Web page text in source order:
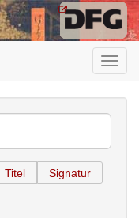
Titel Signatur